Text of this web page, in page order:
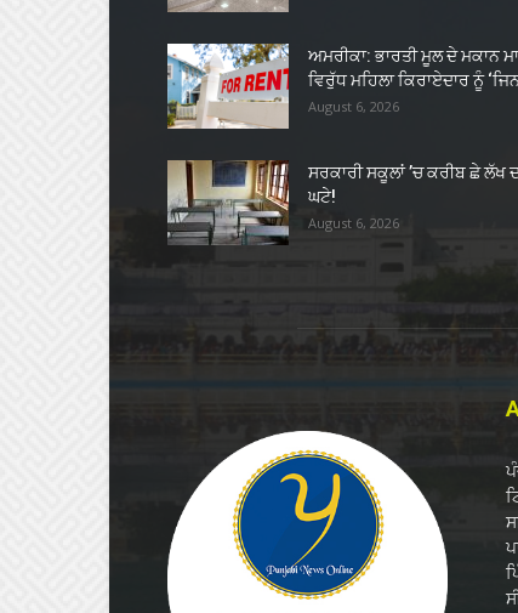
ਅਮਰੀਕਾ: ਭਾਰਤੀ ਮੂਲ ਦੇ ਮਕਾਨ
ਵਿਰੁੱਧ ਮਹਿਲਾ ਕਿਰਾਏਦਾਰ ਨੂੰ
August 6, 2026
ਸਰਕਾਰੀ ਸਕੂਲਾਂ ’ਚ ਕਰੀਬ ਛੇ ਲੱਖ
ਘਟੇ!
August 6, 2026